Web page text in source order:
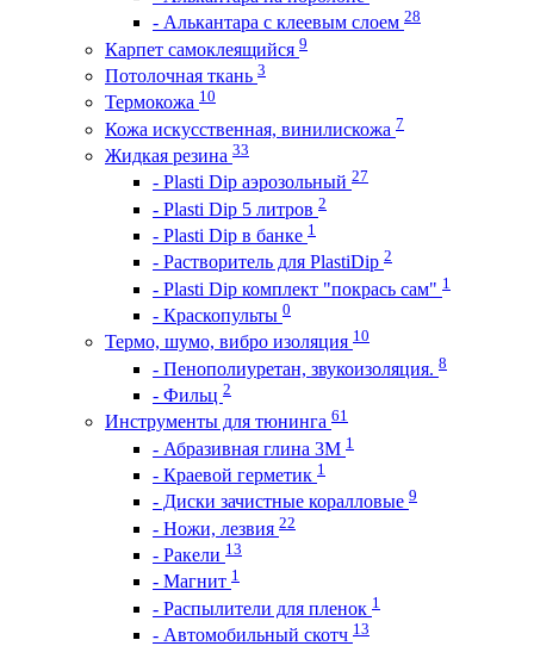
- Алькантара с клеевым слоем 28
Карпет самоклеящийся 9
Потолочная ткань 3
Термокожа 10
Кожа искусственная, винилискожа 7
Жидкая резина 33
- Plasti Dip аэрозольный 27
- Plasti Dip 5 литров 2
- Plasti Dip в банке 1
- Растворитель для PlastiDip 2
- Plasti Dip комплект "покрась сам" 1
- Краскопульты 0
Термо, шумо, вибро изоляция 10
- Пенополиуретан, звукоизоляция. 8
- Фильц 2
Инструменты для тюнинга 61
- Абразивная глина 3М 1
- Краевой герметик 1
- Диски зачистные коралловые 9
- Ножи, лезвия 22
- Ракели 13
- Магнит 1
- Распылители для пленок 1
- Автомобильный скотч 13